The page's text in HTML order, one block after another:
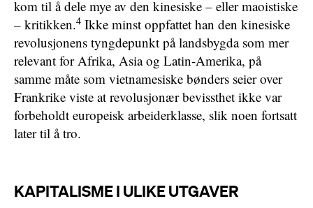
kom til å dele mye av den kinesiske – eller maoistiske
– kritikken.4 Ikke minst oppfattet han den kinesiske
revolusjonens tyngdepunkt på landsbygda som mer
relevant for Afrika, Asia og Latin-Amerika, på
samme måte som vietnamesiske bønders seier over
Frankrike viste at revolusjonær bevissthet ikke var
forbeholdt europeisk arbeiderklasse, slik noen fortsatt
later til å tro.
KAPITALISME I ULIKE UTGAVER